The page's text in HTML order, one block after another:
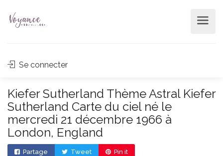
Se connecter
Kiefer Sutherland Thème Astral Kiefer
Sutherland Carte du ciel né le
mercredi 21 décembre 1966 à
London, England
Partage Tweet Pin it